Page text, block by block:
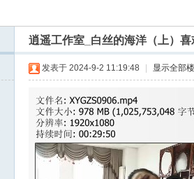
逍遥工作室_白丝的海洋（上）
发表于 2024-9-2 11:19:48 显示全部